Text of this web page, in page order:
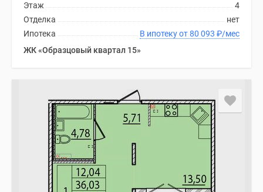
4
Этаж
нет
Отделка
В ипотеку от 80 093 ₽/мес
Ипотека
ЖК «Образцовый квартал 15»